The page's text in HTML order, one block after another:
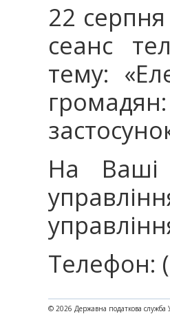
22
сеанс
тему:
На Ваші
Телефон:
© 2026 Державна податкова служба